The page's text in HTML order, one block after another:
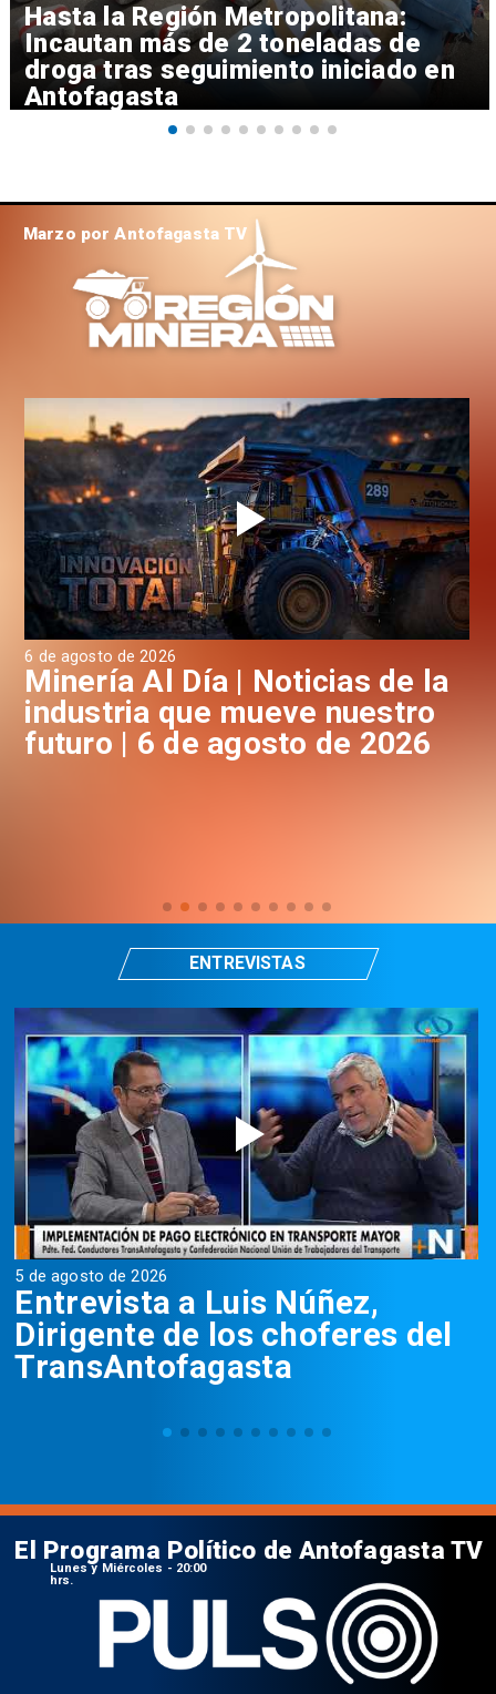
Hasta la Región Metropolitana:
Incautan más de 2 toneladas de
droga tras seguimiento iniciado en
Antofagasta
6 de agosto de 2026
Minería Al Día | Noticias de la
industria que mueve nuestro
futuro | 6 de agosto de 2026
Marzo por Antofagasta TV
5 de agosto de 2026
Entrevista a Luis Núñez,
Dirigente de los choferes del
TransAntofagasta
ENTREVISTAS
El Programa Político de Antofagasta TV
Lunes y Miércoles - 20:00
hrs.